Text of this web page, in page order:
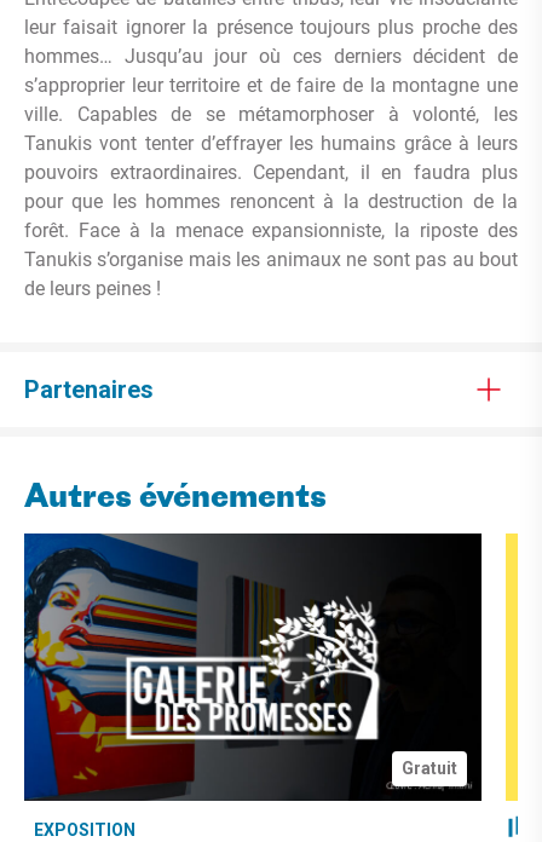
leur faisait ignorer la présence toujours plus proche des
hommes… Jusqu’au jour où ces derniers décident de
s’approprier leur territoire et de faire de la montagne une
ville. Capables de se métamorphoser à volonté, les
Tanukis vont tenter d’effrayer les humains grâce à leurs
pouvoirs extraordinaires. Cependant, il en faudra plus
pour que les hommes renoncent à la destruction de la
forêt. Face à la menace expansionniste, la riposte des
Tanukis s’organise mais les animaux ne sont pas au bout
de leurs peines !
Partenaires
Autres événements
Gratuit
EXPOSITION